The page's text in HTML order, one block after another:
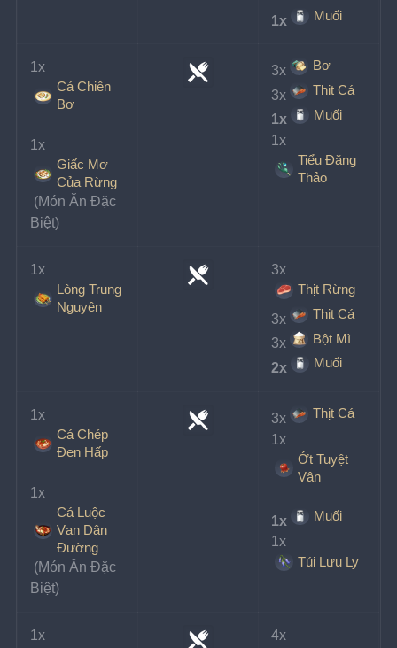
1x Muối
1x
Cá Chiên
Bơ
1x
Giấc Mơ
Của Rừng
(Món Ăn Đặc
Biệt)
3x
Bơ
3x
Thịt Cá
1x
Muối
1x
Tiểu Đăng
Thảo
1x
Lòng Trung
Nguyên
3x
Thịt Rừng
3x
Thịt Cá
3x
Bột Mì
2x
Muối
1x
Cá Chép
Đen Hấp
1x
Cá Luộc
Vạn Dân
Đường
(Món Ăn Đặc
Biệt)
3x
Thịt Cá
1x
Ớt Tuyệt
Vân
1x
Muối
1x
Túi Lưu Ly
1x
4x